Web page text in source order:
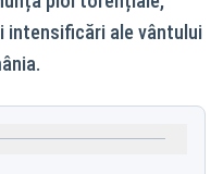
intensificări ale vântului